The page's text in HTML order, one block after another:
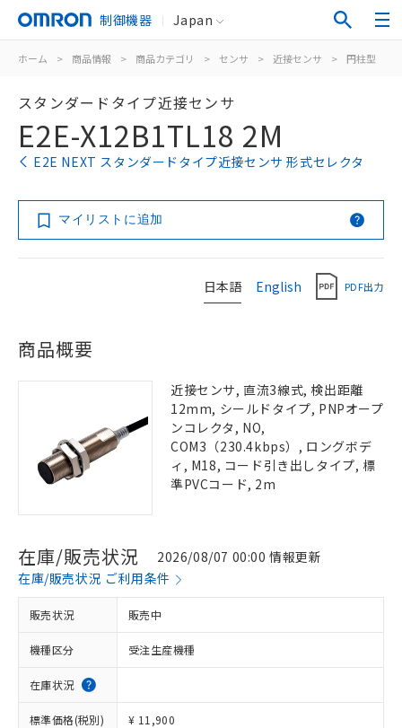
制御機器 Japan
ホーム > 商品情報 > 商品カテゴリ > センサ > 近接センサ > 円柱型
スタンダードタイプ近接センサ
E2E-X12B1TL18 2M
E2E NEXT スタンダードタイプ近接センサ 形式セレクタ
マイリストに追加
日本語 English PDF出力
商品概要
近接センサ, 直流3線式, 検出距離
12mm, シールドタイプ, PNPオープ
ンコレクタ, NO,
COM3（230.4kbps）, ロングボデ
ィ, M18, コード引き出しタイプ, 標
準PVCコード, 2m
在庫/販売状況
2026/08/07 00:00 情報更新
在庫/販売状況 ご利用条件
販売状況 販売中
機種区分 受注生産機種
在庫状況
標準価格(税別) ¥ 11,900